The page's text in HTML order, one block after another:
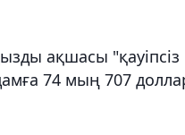
ақшасы "қауіпсіз
74 мың 707